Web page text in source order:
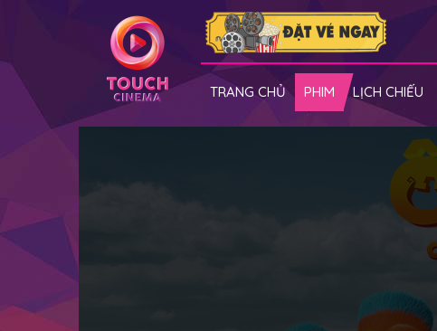
TRANG CHỦ PHIM LỊCH CHIẾU